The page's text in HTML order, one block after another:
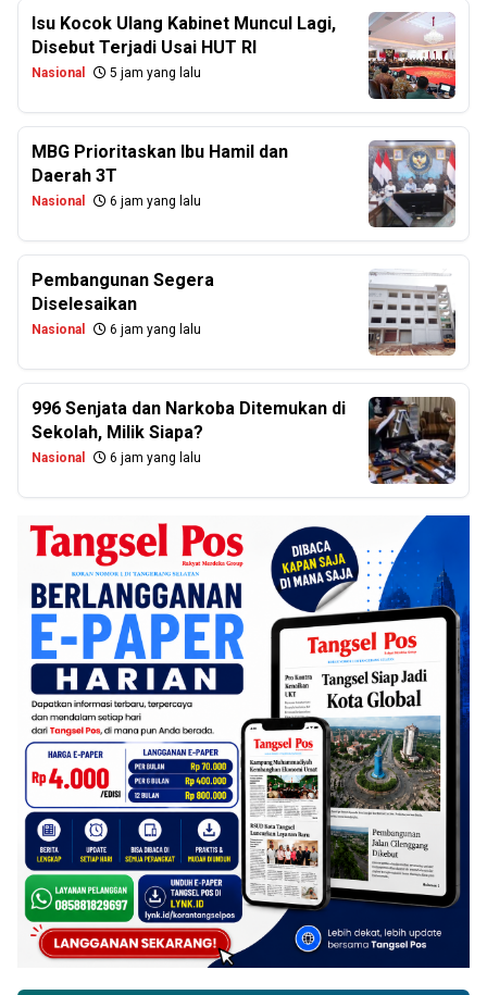
Isu Kocok Ulang Kabinet Muncul Lagi,
Disebut Terjadi Usai HUT RI
Nasional 5 jam yang lalu
MBG Prioritaskan Ibu Hamil dan
Daerah 3T
Nasional 6 jam yang lalu
Pembangunan Segera
Diselesaikan
Nasional 6 jam yang lalu
996 Senjata dan Narkoba Ditemukan di
Sekolah, Milik Siapa?
Nasional 6 jam yang lalu